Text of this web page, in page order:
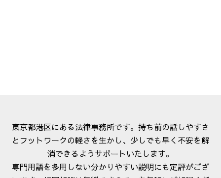
東京都港区にある法律事務所です。持ち前の話しやすさ
とフットワークの軽さを生かし、少しでも早く不安を解
消できるようサポートいたします。
専門用語を多用しない分かりやすい説明にも定評がござ